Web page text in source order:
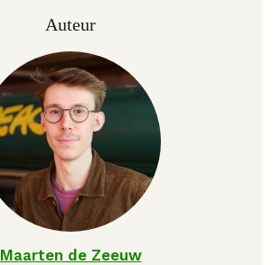
Auteur
Maarten de Zeeuw